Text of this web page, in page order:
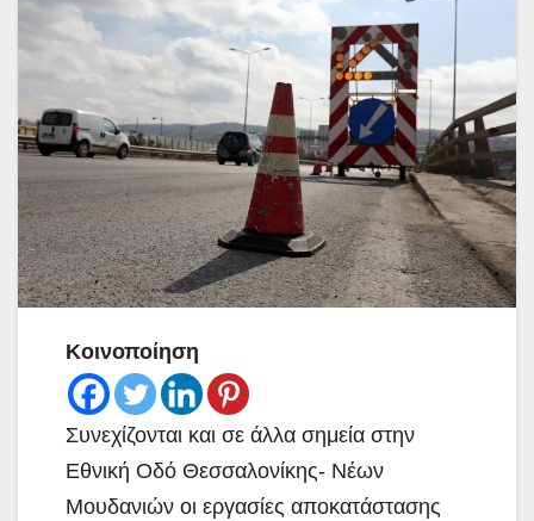
Κοινοποίηση
Συνεχίζονται και σε άλλα σημεία στην
Εθνική Οδό Θεσσαλονίκης- Νέων
Μουδανιών οι εργασίες αποκατάστασης